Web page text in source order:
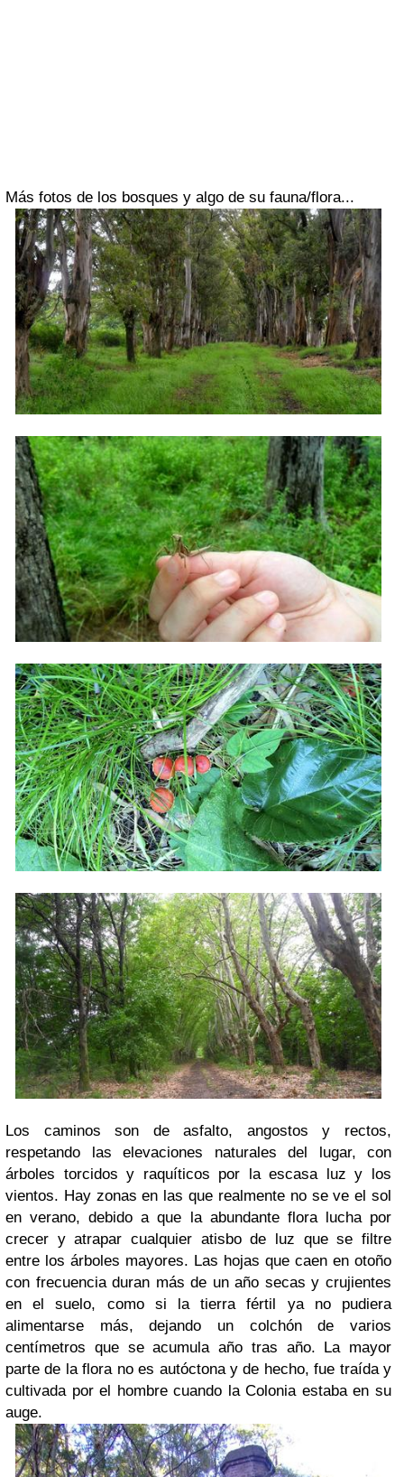
Más fotos de los bosques y algo de su fauna/flora...
Los caminos son de asfalto, angostos y rectos,
respetando las elevaciones naturales del lugar, con
árboles torcidos y raquíticos por la escasa luz y los
vientos. Hay zonas en las que realmente no se ve el sol
en verano, debido a que la abundante flora lucha por
crecer y atrapar cualquier atisbo de luz que se filtre
entre los árboles mayores. Las hojas que caen en otoño
con frecuencia duran más de un año secas y crujientes
en el suelo, como si la tierra fértil ya no pudiera
alimentarse más, dejando un colchón de varios
centímetros que se acumula año tras año. La mayor
parte de la flora no es autóctona y de hecho, fue traída y
cultivada por el hombre cuando la Colonia estaba en su
auge.